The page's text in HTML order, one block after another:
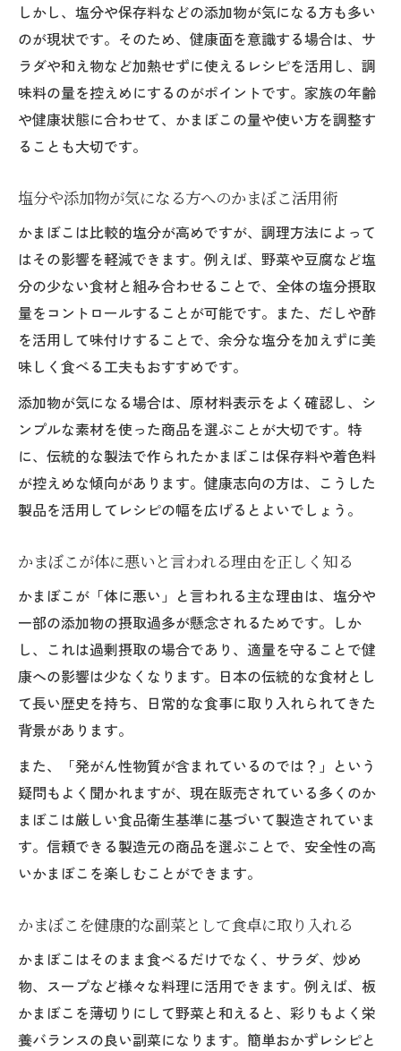
しかし、塩分や保存料などの添加物が気になる方も多い
のが現状です。そのため、健康面を意識する場合は、サ
ラダや和え物など加熱せずに使えるレシピを活用し、調
味料の量を控えめにするのがポイントです。家族の年齢
や健康状態に合わせて、かまぼこの量や使い方を調整す
ることも大切です。
塩分や添加物が気になる方へのかまぼこ活用術
かまぼこは比較的塩分が高めですが、調理方法によって
はその影響を軽減できます。例えば、野菜や豆腐など塩
分の少ない食材と組み合わせることで、全体の塩分摂取
量をコントロールすることが可能です。また、だしや酢
を活用して味付けすることで、余分な塩分を加えずに美
味しく食べる工夫もおすすめです。
添加物が気になる場合は、原材料表示をよく確認し、シ
ンプルな素材を使った商品を選ぶことが大切です。特
に、伝統的な製法で作られたかまぼこは保存料や着色料
が控えめな傾向があります。健康志向の方は、こうした
製品を活用してレシピの幅を広げるとよいでしょう。
かまぼこが体に悪いと言われる理由を正しく知る
かまぼこが「体に悪い」と言われる主な理由は、塩分や
一部の添加物の摂取過多が懸念されるためです。しか
し、これは過剰摂取の場合であり、適量を守ることで健
康への影響は少なくなります。日本の伝統的な食材とし
て長い歴史を持ち、日常的な食事に取り入れられてきた
背景があります。
また、「発がん性物質が含まれているのでは？」という
疑問もよく聞かれますが、現在販売されている多くのか
まぼこは厳しい食品衛生基準に基づいて製造されていま
す。信頼できる製造元の商品を選ぶことで、安全性の高
いかまぼこを楽しむことができます。
かまぼこを健康的な副菜として食卓に取り入れる
かまぼこはそのまま食べるだけでなく、サラダ、炒め
物、スープなど様々な料理に活用できます。例えば、板
かまぼこを薄切りにして野菜と和えると、彩りもよく栄
養バランスの良い副菜になります。簡単おかずレシピと